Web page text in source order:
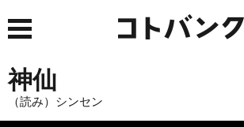
神仙
（読み）シンセン